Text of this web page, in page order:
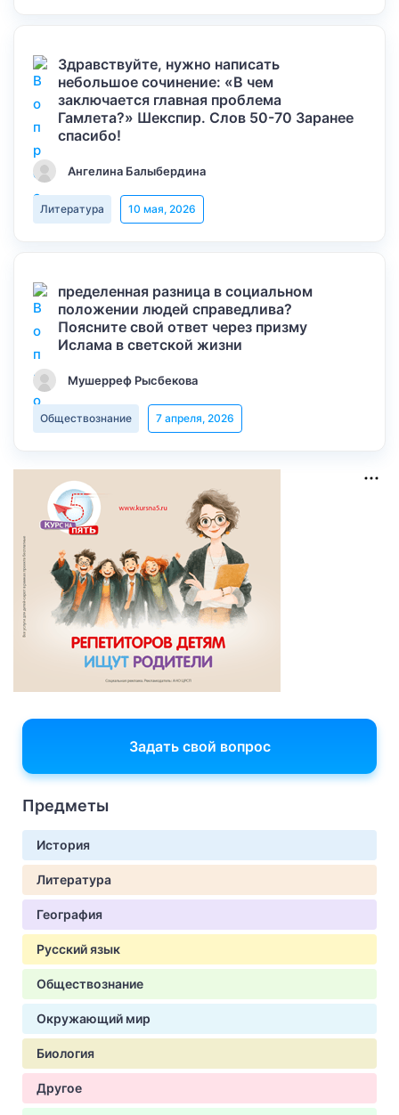
Здравствуйте, нужно написать
небольшое сочинение: «В чем
заключается главная проблема
Гамлета?» Шекспир. Слов 50-70 Заранее
спасибо!
Ангелина Балыбердина
Литература 10 мая, 2026
пределенная разница в социальном
положении людей справедлива?
Поясните свой ответ через призму
Ислама в светской жизни
Мушерреф Рысбекова
Обществознание 7 апреля, 2026
Задать свой вопрос
Предметы
История
Литература
География
Русский язык
Обществознание
Окружающий мир
Биология
Другое